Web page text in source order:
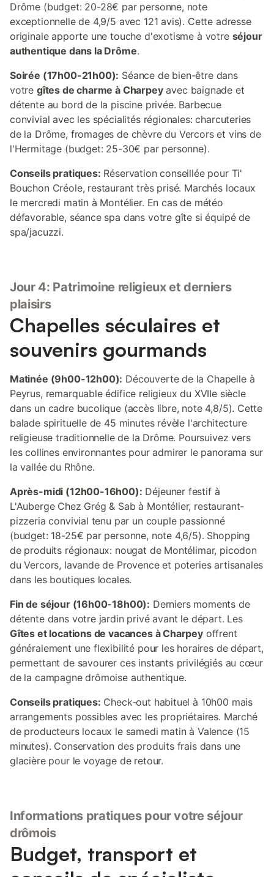
Drôme (budget: 20-28€ par personne, note
exceptionnelle de 4,9/5 avec 121 avis). Cette adresse
originale apporte une touche d'exotisme à votre séjour
authentique dans la Drôme.
Soirée (17h00-21h00): Séance de bien-être dans
votre gîtes de charme à Charpeyavec baignade et
détente au bord de la piscine privée. Barbecue
convivial avec les spécialités régionales: charcuteries
de la Drôme, fromages de chèvre du Vercors et vins de
l'Hermitage (budget: 25-30€ par personne).
Conseils pratiques: Réservation conseillée pour Ti'
Bouchon Créole, restaurant très prisé. Marchés locaux
le mercredi matin à Montélier. En cas de météo
défavorable, séance spa dans votre gîte si équipé de
spa/jacuzzi.
Jour 4: Patrimoine religieux et derniers
plaisirs
Chapelles séculaires et
souvenirs gourmands
Matinée (9h00-12h00): Découverte de la Chapelle à
Peyrus, remarquable édifice religieux du XVIIe siècle
dans un cadre bucolique (accès libre, note 4,8/5). Cette
balade spirituelle de 45 minutes révèle l'architecture
religieuse traditionnelle de la Drôme. Poursuivez vers
les collines environnantes pour admirer le panorama sur
la vallée du Rhône.
Après-midi (12h00-16h00): Déjeuner festif à
L'Auberge Chez Grég & Sab à Montélier, restaurant-
pizzeria convivial tenu par un couple passionné
(budget: 18-25€ par personne, note 4,6/5). Shopping
de produits régionaux: nougat de Montélimar, picodon
du Vercors, lavande de Provence et poteries artisanales
dans les boutiques locales.
Fin de séjour (16h00-18h00): Derniers moments de
détente dans votre jardin privé avant le départ. Les
Gîtes et locations de vacances à Charpeyoffrent
généralement une flexibilité pour les horaires de départ,
permettant de savourer ces instants privilégiés au cœur
de la campagne drômoise authentique.
Conseils pratiques: Check-out habituel à 10h00 mais
arrangements possibles avec les propriétaires. Marché
de producteurs locaux le samedi matin à Valence (15
minutes). Conservation des produits frais dans une
glacière pour le voyage de retour.
Informations pratiques pour votre séjour
drômois
Budget, transport et